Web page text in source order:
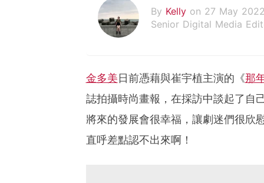
By Kelly on 27 May
Senior Digital Media
金多美日前憑藉與崔宇植主演的《那
誌拍攝時尚畫報，在採訪中談起了自
將來的發展會很幸福，讓劇迷們很欣
直呼差點認不出來啊！